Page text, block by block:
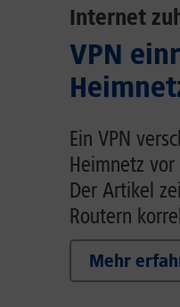
Internet
VPN
Ein VPN
Heimnetz
Der Artikel
Routern
Mehr